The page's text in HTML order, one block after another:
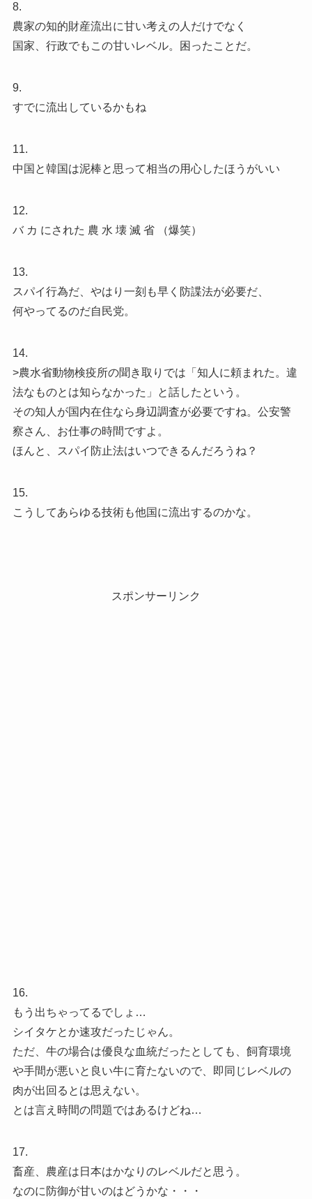
8.
農家の知的財産流出に甘い考えの人だけでなく
国家、行政でもこの甘いレベル。困ったことだ。
9.
すでに流出しているかもね
11.
中国と韓国は泥棒と思って相当の用心したほうがいい
12.
バ カ にされた 農 水 壊 滅 省 （爆笑）
13.
スパイ行為だ、やはり一刻も早く防諜法が必要だ、
何やってるのだ自民党。
14.
>農水省動物検疫所の聞き取りでは「知人に頼まれた。違
法なものとは知らなかった」と話したという。
その知人が国内在住なら身辺調査が必要ですね。公安警
察さん、お仕事の時間ですよ。
ほんと、スパイ防止法はいつできるんだろうね？
15.
こうしてあらゆる技術も他国に流出するのかな。
スポンサーリンク
16.
もう出ちゃってるでしょ…
シイタケとか速攻だったじゃん。
ただ、牛の場合は優良な血統だったとしても、飼育環境
や手間が悪いと良い牛に育たないので、即同じレベルの
肉が出回るとは思えない。
とは言え時間の問題ではあるけどね…
17.
畜産、農産は日本はかなりのレベルだと思う。
なのに防御が甘いのはどうかな・・・